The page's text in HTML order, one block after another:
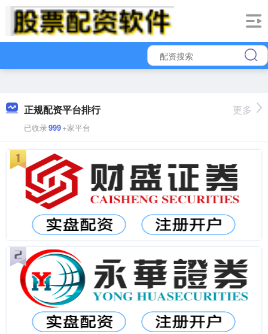
正规配资平台排行
已收录999+家平台
更多